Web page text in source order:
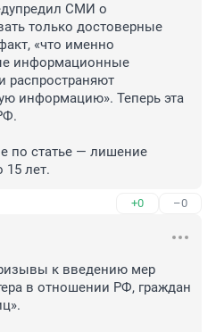
СМИ о
только достоверные
«что именно
информационные
распространяют
информацию». Теперь эта
по статье — лишение
15 лет.
+0 –0
к введению мер
в отношении РФ, граждан